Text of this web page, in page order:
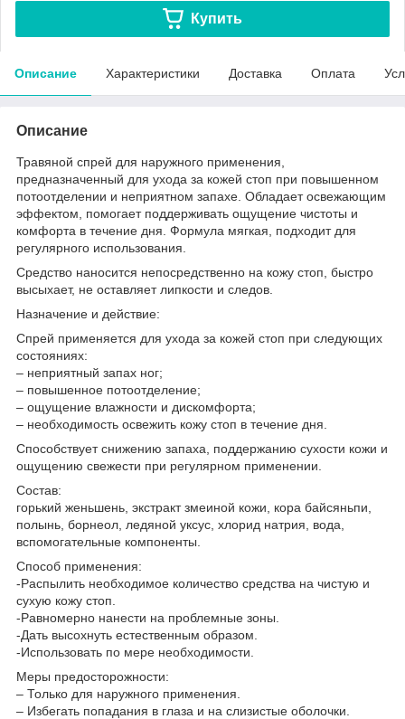
Купить
Описание Характеристики Доставка Оплата
Описание
Травяной спрей для наружного применения,
предназначенный для ухода за кожей стоп при повышенном
потоотделении и неприятном запахе. Обладает освежающим
эффектом, помогает поддерживать ощущение чистоты и
комфорта в течение дня. Формула мягкая, подходит для
регулярного использования.
Средство наносится непосредственно на кожу стоп, быстро
высыхает, не оставляет липкости и следов.
Назначение и действие:
Спрей применяется для ухода за кожей стоп при следующих
состояниях:
– неприятный запах ног;
– повышенное потоотделение;
– ощущение влажности и дискомфорта;
– необходимость освежить кожу стоп в течение дня.
Способствует снижению запаха, поддержанию сухости кожи и
ощущению свежести при регулярном применении.
Состав:
горький женьшень, экстракт змеиной кожи, кора байсяньпи,
полынь, борнеол, ледяной уксус, хлорид натрия, вода,
вспомогательные компоненты.
Способ применения:
-Распылить необходимое количество средства на чистую и
сухую кожу стоп.
-Равномерно нанести на проблемные зоны.
-Дать высохнуть естественным образом.
-Использовать по мере необходимости.
Меры предосторожности:
– Только для наружного применения.
– Избегать попадания в глаза и на слизистые оболочки.